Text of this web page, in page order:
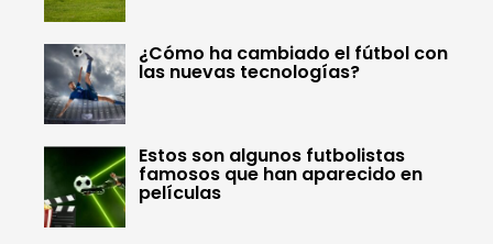
¿Cómo ha cambiado el fútbol con
las nuevas tecnologías?
Estos son algunos futbolistas
famosos que han aparecido en
películas